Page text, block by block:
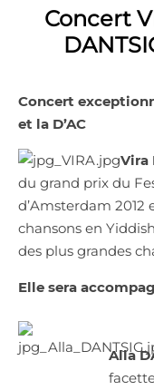
Concert
Concert
et la D’AC
Vira
du grand prix du
d’Amsterdam
chansons en
des plus grandes
Elle sera
Alla